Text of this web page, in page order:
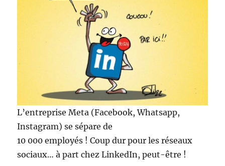
L’entreprise Meta (Facebook, Whatsapp,
Instagram) se sépare de
10 000 employés ! Coup dur pour les réseaux
sociaux… à part chez LinkedIn, peut-être !